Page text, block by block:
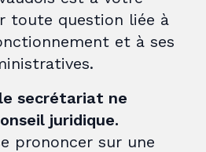
toute question liée à
et à ses
secrétariat ne
juridique.
prononcer sur une